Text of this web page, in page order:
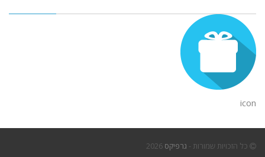
icon
כל הזכויות שמורות - גרפיקס